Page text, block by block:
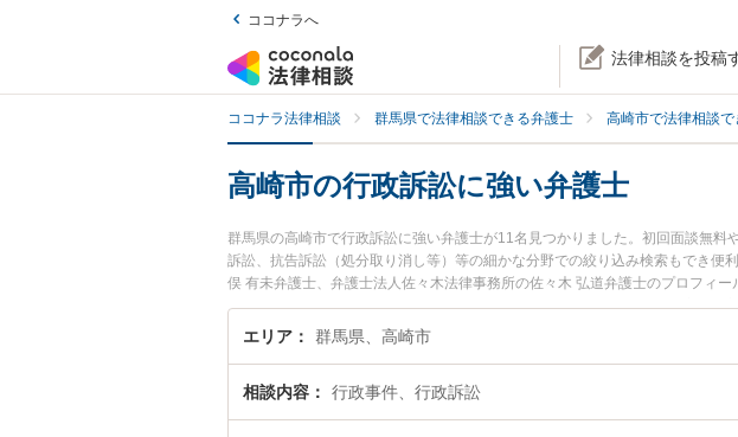
ココナラへ
法律相談を投稿
ココナラ法律相談 群馬県で法律相談できる弁護士 高崎市で法律相談
高崎市の行政訴訟に強い弁護士
群馬県の高崎市で行政訴訟に強い弁護士が11名見つかりました。初回面談無
訴訟、抗告訴訟（処分取り消し等）等の細かな分野での絞り込み検索もでき
俣 有未弁護士、弁護士法人佐々木法律事務所の佐々木 弘道弁護士のプロフィ
トラブルを今すぐに弁護士に相談したい』『行政訴訟のトラブル解決の実績
談予約したい』などでお困りの相談者さんにおすすめです。
エリア 群馬県、高崎市
相談内容 行政事件、行政訴訟